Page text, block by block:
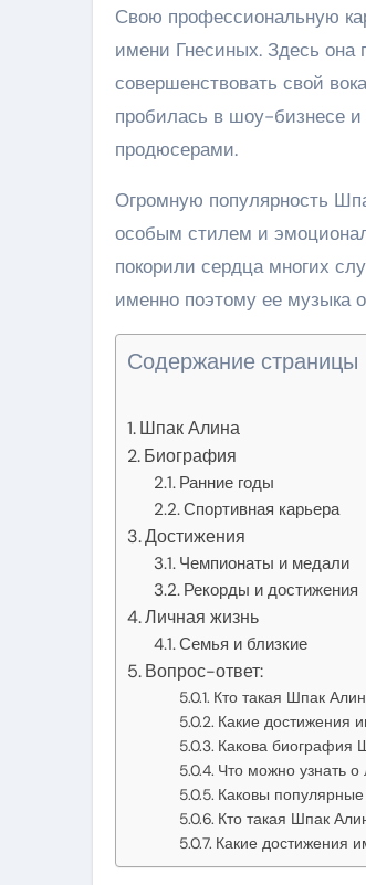
Свою профессиональную
имени Гнесиных. Здесь она
совершенствовать свой
пробилась в шоу-бизнесе
продюсерами.
Огромную популярность
особым стилем и
покорили сердца многих
именно поэтому ее музыка
Содержание страницы
Шпак Алина
Биография
Ранние годы
Спортивная карьера
Достижения
Чемпионаты и медали
Рекорды и достижения
Личная жизнь
Семья и близкие
Вопрос-ответ:
Кто такая Шпак
Какие достижения
Какова биография
Что можно узнать
Каковы
Кто такая Шпак
Какие достижения